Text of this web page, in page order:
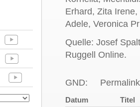
Erhard, Zita
Adele, Veronica
Quelle: Josef
Ruggell Online.
GND:
Datum Titel